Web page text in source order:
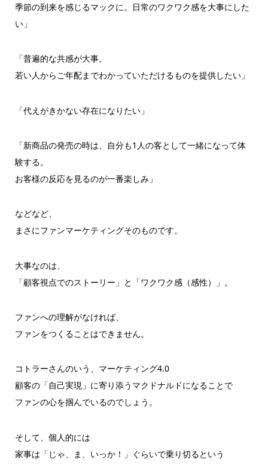
季節の到来を感じるマックに。日常のワクワク感を大事にした
い」
「普遍的な共感が大事。
若い人からご年配までわかっていただけるものを提供したい」
「代えがきかない存在になりたい」
「新商品の発売の時は、自分も1人の客として一緒になって体
験する。
お客様の反応を見るのが一番楽しみ」
などなど、
まさにファンマーケティングそのものです。
大事なのは、
「顧客視点でのストーリー」と「ワクワク感（感性）」。
ファンへの理解がなければ、
ファンをつくることはできません。
コトラーさんのいう、マーケティング4.0
顧客の「自己実現」に寄り添うマクドナルドになることで
ファンの心を掴んでいるのでしょう。
そして、個人的には
家事は「じゃ、ま、いっか！」ぐらいで乗り切るという